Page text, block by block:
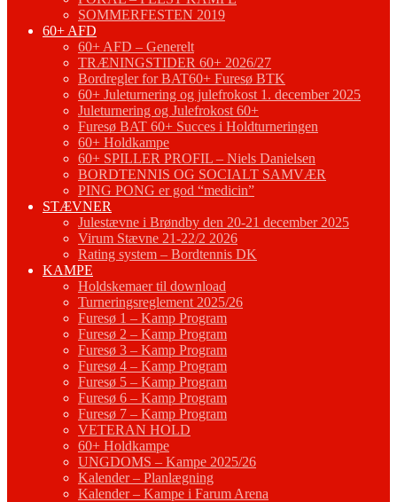
SOMMERFESTEN 2019
60+ AFD
60+ AFD – Generelt
TRÆNINGSTIDER 60+ 2026/27
Bordregler for BAT60+ Furesø BTK
60+ Juleturnering og julefrokost 1. december 2025
Juleturnering og Julefrokost 60+
Furesø BAT 60+ Succes i Holdturneringen
60+ Holdkampe
60+ SPILLER PROFIL – Niels Danielsen
BORDTENNIS OG SOCIALT SAMVÆR
PING PONG er god “medicin”
STÆVNER
Julestævne i Brøndby den 20-21 december 2025
Virum Stævne 21-22/2 2026
Rating system – Bordtennis DK
KAMPE
Holdskemaer til download
Turneringsreglement 2025/26
Furesø 1 – Kamp Program
Furesø 2 – Kamp Program
Furesø 3 – Kamp Program
Furesø 4 – Kamp Program
Furesø 5 – Kamp Program
Furesø 6 – Kamp Program
Furesø 7 – Kamp Program
VETERAN HOLD
60+ Holdkampe
UNGDOMS – Kampe 2025/26
Kalender – Planlægning
Kalender – Kampe i Farum Arena